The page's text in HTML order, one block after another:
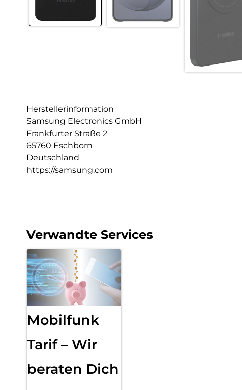
Herstellerinformation
Samsung Electronics GmbH
Frankfurter Straße 2
65760 Eschborn
Deutschland
https://samsung.com
Verwandte Services
Mobilfunk
Tarif – Wir
beraten Dich